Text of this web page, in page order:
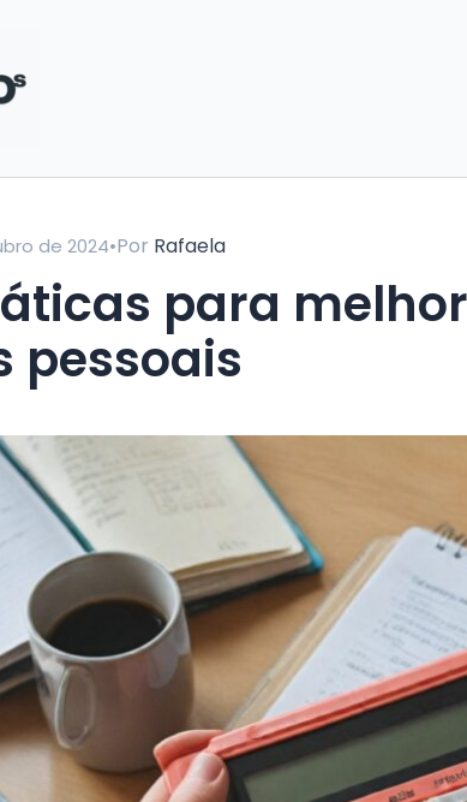
de 2024•Por Rafaela
para
pessoais